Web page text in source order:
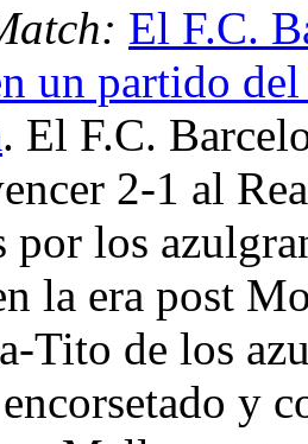
El F.C.
un partido
. El F.C.
2-1 al
por los
la era post
Tito de los
y